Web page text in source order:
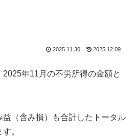
2025.11.30 2025.12.09
年11月の不労所得の金額と
（含み損）も合計したトータル
。